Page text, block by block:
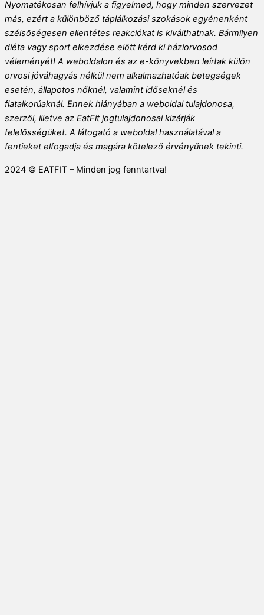
Nyomatékosan felhívjuk a figyelmed, hogy minden szervezet
más, ezért a különböző táplálkozási szokások egyénenként
szélsőségesen ellentétes reakciókat is kiválthatnak. Bármilyen
diéta vagy sport elkezdése előtt kérd ki háziorvosod
véleményét! A weboldalon és az e-könyvekben leírtak külön
orvosi jóváhagyás nélkül nem alkalmazhatóak betegségek
esetén, állapotos nőknél, valamint időseknél és
fiatalkorúaknál. Ennek hiányában a weboldal tulajdonosa,
szerzői, illetve az EatFit jogtulajdonosai kizárják
felelősségüket. A látogató a weboldal használatával a
fentieket elfogadja és magára kötelező érvényűnek tekinti.
2024 © EATFIT – Minden jog fenntartva!